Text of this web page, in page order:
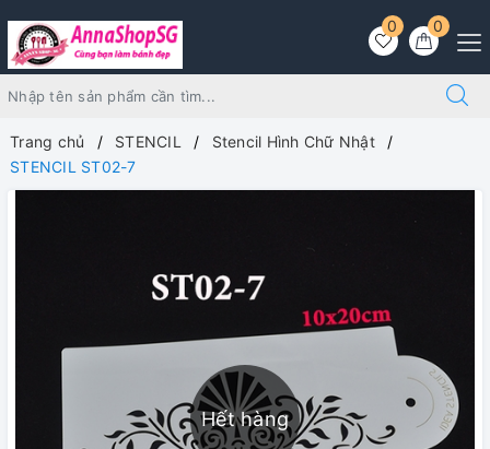
0
0
Trang chủ STENCIL
Stencil Hình Chữ Nhật
STENCIL ST02-7
Hết hàng